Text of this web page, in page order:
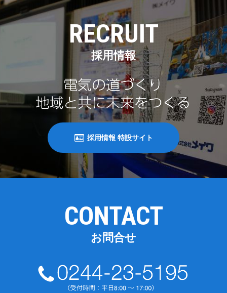
RECRUIT
採用情報
採用情報 特設サイト
CONTACT
お問合せ